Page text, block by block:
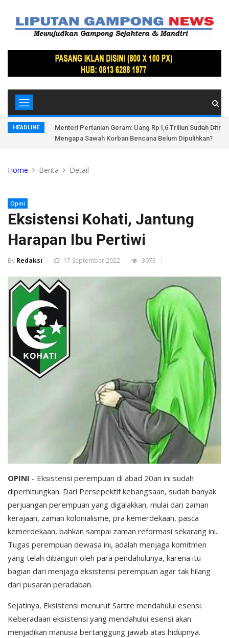
HEADLINE
di
Menteri Pertanian Geram: Uang Rp1,6 Triliun Sudah
Mengapa Sawah Korban Bencana Belum Dipulihkan?
Home Berita Detail
Opini
Eksistensi Kohati, Jantung
Harapan Ibu Pertiwi
By Redaksi 17 September 2022 3073
OPINI - Eksistensi perempuan di abad 20an ini sudah
diperhitungkan. Dari Persepektif kebangsaan, sudah banyak
perjuangan perempuan yang digalakkan, mulai dari zaman
kerajaan, zaman kolonialisme, pra kemerdekaan, pasca
kemerdekaan, bahkan sampai zaman reformasi sekarang ini.
Tugas perempuan dewasa ini, adalah menjaga komitmen
yang telah dibangun oleh para pendahulunya, karena itu
bagian dari menjaga eksistensi perempuan agar tak hilang
dari pusaran peradaban.
Sejatinya, Eksistensi menurut Sartre mendahului esensi.
Keberadaan eksistensi yang mendahului esensi akan
menjadikan manusia bertanggung jawab atas hidupnya.